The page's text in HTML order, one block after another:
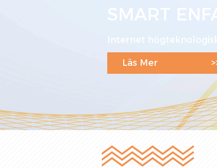
SMART
Internet
Läs Mer